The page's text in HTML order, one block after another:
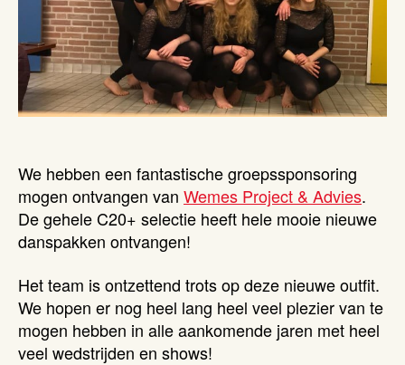
We hebben een fantastische groepssponsoring
mogen ontvangen van Wemes Project & Advies.
De gehele C20+ selectie heeft hele mooie nieuwe
danspakken ontvangen!
Het team is ontzettend trots op deze nieuwe outfit.
We hopen er nog heel lang heel veel plezier van te
mogen hebben in alle aankomende jaren met heel
veel wedstrijden en shows!